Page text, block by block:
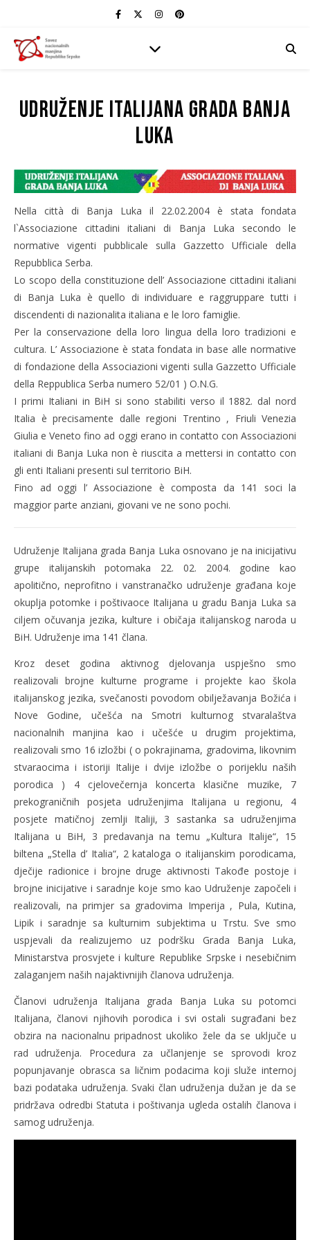
Udruženje Italijana grada Banja
Luka
Nella città di Banja Luka il 22.02.2004 è stata fondata
l`Associazione cittadini italiani di Banja Luka secondo le
normative vigenti pubblicale sulla Gazzetto Ufficiale della
Repubblica Serba.
Lo scopo della constituzione dell’ Associazione cittadini italiani
di Banja Luka è quello di individuare e raggruppare tutti i
discendenti di nazionalita italiana e le loro famiglie.
Per la conservazione della loro lingua della loro tradizioni e
cultura. L’ Associazione è stata fondata in base alle normative
di fondazione della Associazioni vigenti sulla Gazzetto Ufficiale
della Reppublica Serba numero 52/01 ) O.N.G.
I primi Italiani in BiH si sono stabiliti verso il 1882. dal nord
Italia è precisamente dalle regioni Trentino , Friuli Venezia
Giulia e Veneto fino ad oggi erano in contatto con Associazioni
italiani di Banja Luka non è riuscita a mettersi in contatto con
gli enti Italiani presenti sul territorio BiH.
Fino ad oggi l’ Associazione è composta da 141 soci la
maggior parte anziani, giovani ve ne sono pochi.
Udruženje Italijana grada Banja Luka osnovano je na inicijativu
grupe italijanskih potomaka 22. 02. 2004. godine kao
apolitično, neprofitno i vanstranačko udruženje građana koje
okuplja potomke i poštivaoce Italijana u gradu Banja Luka sa
ciljem očuvanja jezika, kulture i običaja italijanskog naroda u
BiH. Udruženje ima 141 člana.
Kroz deset godina aktivnog djelovanja uspješno smo
realizovali brojne kulturne programe i projekte kao škola
italijanskog jezika, svečanosti povodom obilježavanja Božića i
Nove Godine, učešća na Smotri kulturnog stvaralaštva
nacionalnih manjina kao i učešće u drugim projektima,
realizovali smo 16 izložbi ( o pokrajinama, gradovima, likovnim
stvaraocima i istoriji Italije i dvije izložbe o porijeklu naših
porodica ) 4 cjelovečernja koncerta klasične muzike, 7
prekograničnih posjeta udruženjima Italijana u regionu, 4
posjete matičnoj zemlji Italiji, 3 sastanka sa udruženjima
Italijana u BiH, 3 predavanja na temu „Kultura Italije“, 15
biltena „Stella d’ Italia“, 2 kataloga o italijanskim porodicama,
dječije radionice i brojne druge aktivnosti Takođe postoje i
brojne inicijative i saradnje koje smo kao Udruženje započeli i
realizovali, na primjer sa gradovima Imperija , Pula, Kutina,
Lipik i saradnje sa kulturnim subjektima u Trstu. Sve smo
uspjevali da realizujemo uz podršku Grada Banja Luka,
Ministarstva prosvjete i kulture Republike Srpske i nesebičnim
zalaganjem naših najaktivnijih članova udruženja.
Članovi udruženja Italijana grada Banja Luka su potomci
Italijana, članovi njihovih porodica i svi ostali sugrađani bez
obzira na nacionalnu pripadnost ukoliko žele da se uključe u
rad udruženja. Procedura za učlanjenje se sprovodi kroz
popunjavanje obrasca sa ličnim podacima koji služe internoj
bazi podataka udruženja. Svaki član udruženja dužan je da se
pridržava odredbi Statuta i poštivanja ugleda ostalih članova i
samog udruženja.